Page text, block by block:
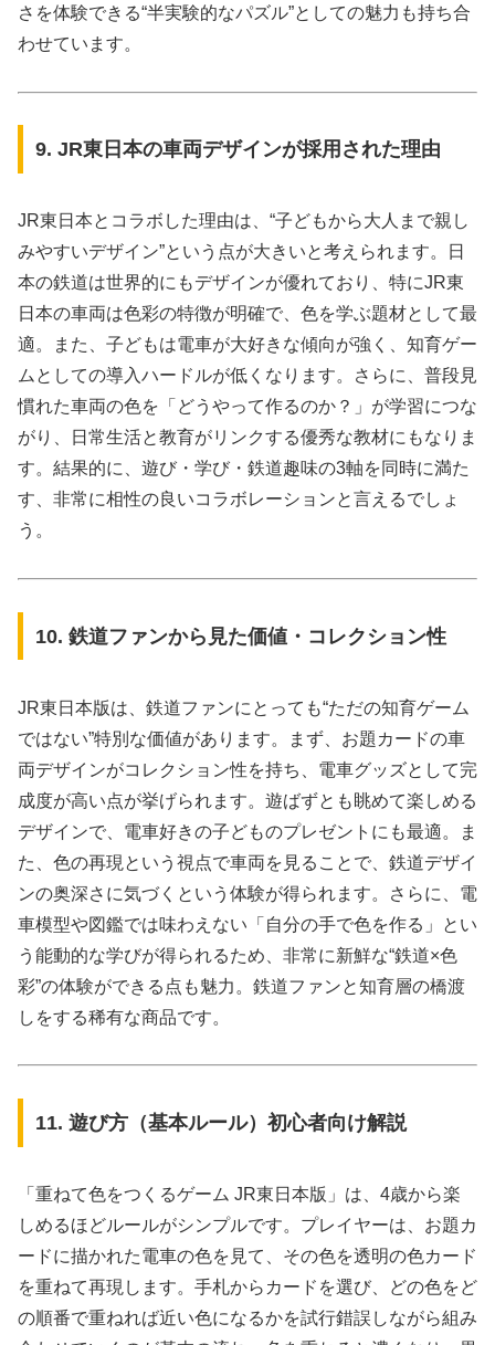
さを体験できる“半実験的なパズル”としての魅力も持ち合
わせています。
9. JR東日本の車両デザインが採用された理由
JR東日本とコラボした理由は、“子どもから大人まで親し
みやすいデザイン”という点が大きいと考えられます。日
本の鉄道は世界的にもデザインが優れており、特にJR東
日本の車両は色彩の特徴が明確で、色を学ぶ題材として最
適。また、子どもは電車が大好きな傾向が強く、知育ゲー
ムとしての導入ハードルが低くなります。さらに、普段見
慣れた車両の色を「どうやって作るのか？」が学習につな
がり、日常生活と教育がリンクする優秀な教材にもなりま
す。結果的に、遊び・学び・鉄道趣味の3軸を同時に満た
す、非常に相性の良いコラボレーションと言えるでしょ
う。
10. 鉄道ファンから見た価値・コレクション性
JR東日本版は、鉄道ファンにとっても“ただの知育ゲーム
ではない”特別な価値があります。まず、お題カードの車
両デザインがコレクション性を持ち、電車グッズとして完
成度が高い点が挙げられます。遊ばずとも眺めて楽しめる
デザインで、電車好きの子どものプレゼントにも最適。ま
た、色の再現という視点で車両を見ることで、鉄道デザイ
ンの奥深さに気づくという体験が得られます。さらに、電
車模型や図鑑では味わえない「自分の手で色を作る」とい
う能動的な学びが得られるため、非常に新鮮な“鉄道×色
彩”の体験ができる点も魅力。鉄道ファンと知育層の橋渡
しをする稀有な商品です。
11. 遊び方（基本ルール）初心者向け解説
「重ねて色をつくるゲーム JR東日本版」は、4歳から楽
しめるほどルールがシンプルです。プレイヤーは、お題カ
ードに描かれた電車の色を見て、その色を透明の色カード
を重ねて再現します。手札からカードを選び、どの色をど
の順番で重ねれば近い色になるかを試行錯誤しながら組み